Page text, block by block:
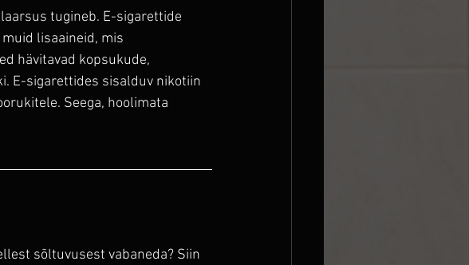
tugineb. E-sigarettide
lisaaineid, mis
hävitavad kopsukude,
E-sigarettides sisalduv nikotiin
Seega, hoolimata
sõltuvusest vabaneda? Siin